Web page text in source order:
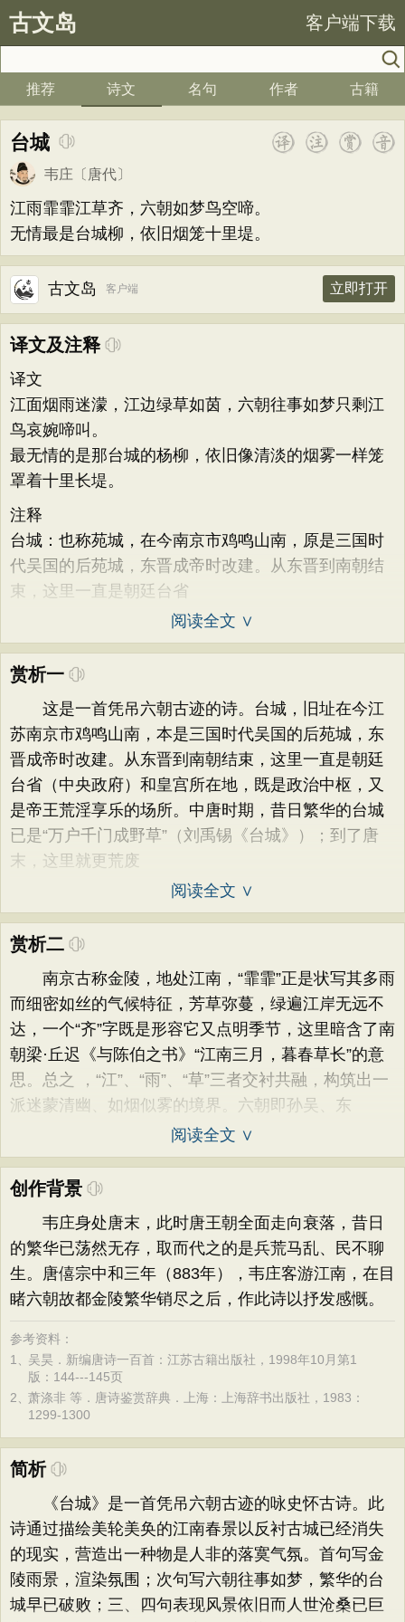
古文岛 客户端下载
推荐 诗文 名句 作者 古籍
台城
韦庄 〔唐代〕
江雨霏霏江草齐，六朝如梦鸟空啼。
无情最是台城柳，依旧烟笼十里堤。
古文岛 客户端 立即打开
译文及注释
译文
江面烟雨迷濛，江边绿草如茵，六朝往事如梦只剩江
鸟哀婉啼叫。
最无情的是那台城的杨柳，依旧像清淡的烟雾一样笼
罩着十里长堤。
注释
台城：也称苑城，在今南京市鸡鸣山南，原是三国时
代吴国的后苑城，东晋成帝时改建。从东晋到南朝结
束，这里一直是朝廷台省
阅读全文 ∨
赏析一
这是一首凭吊六朝古迹的诗。台城，旧址在今江
苏南京市鸡鸣山南，本是三国时代吴国的后苑城，东
晋成帝时改建。从东晋到南朝结束，这里一直是朝廷
台省（中央政府）和皇宫所在地，既是政治中枢，又
是帝王荒淫享乐的场所。中唐时期，昔日繁华的台城
已是“万户千门成野草”（刘禹锡《台城》）；到了唐
末，这里就更荒废
阅读全文 ∨
赏析二
南京古称金陵，地处江南，“霏霏”正是状写其多雨
而细密如丝的气候特征，芳草弥蔓，绿遍江岸无远不
达，一个“齐”字既是形容它又点明季节，这里暗含了南
朝梁·丘迟《与陈伯之书》“江南三月，暮春草长”的意
思。总之 ，“江”、“雨”、“草”三者交衬共融，构筑出一
派迷蒙清幽、如烟似雾的境界。六朝即孙吴、东
阅读全文 ∨
创作背景
韦庄身处唐末，此时唐王朝全面走向衰落，昔日
的繁华已荡然无存，取而代之的是兵荒马乱、民不聊
生。唐僖宗中和三年（883年），韦庄客游江南，在目
睹六朝故都金陵繁华销尽之后，作此诗以抒发感慨。
参考资料：
1、吴昊．新编唐诗一百首：江苏古籍出版社，1998年10月第1
版：144---145页
2、萧涤非 等．唐诗鉴赏辞典．上海：上海辞书出版社，1983：
1299-1300
简析
《台城》是一首凭吊六朝古迹的咏史怀古诗。此
诗通过描绘美轮美奂的江南春景以反衬古城已经消失
的现实，营造出一种物是人非的落寞气氛。首句写金
陵雨景，渲染氛围；次句写六朝往事如梦，繁华的台
城早已破败；三、四句表现风景依旧而人世沧桑已巨